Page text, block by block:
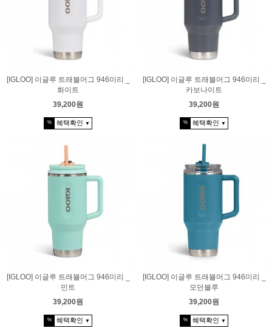
[IGLOO] 이글루 트래블머그 946미리 _
화이트
39,200원
% 혜택확인 ▼
[IGLOO] 이글루 트래블머그 946미리 _
카보나이트
39,200원
% 혜택확인 ▼
[IGLOO] 이글루 트래블머그 946미리 _
민트
39,200원
% 혜택확인 ▼
[IGLOO] 이글루 트래블머그 946미리 _
모던블루
39,200원
% 혜택확인 ▼